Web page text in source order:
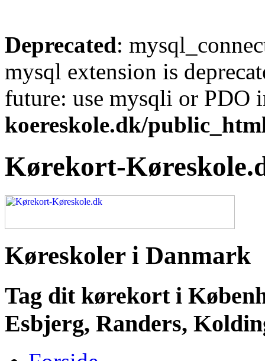
Deprecated:
mysql extension is
future: use mysqli or PDO
koereskole.dk/
Kørekort-
Køreskoler i Danmark
Tag dit kørekort i
Esbjerg, Randers,